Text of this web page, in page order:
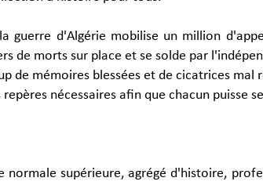
guerre d'Algérie mobilise un million
de morts sur place et se solde par
de mémoires blessées et de cicatrices
nécessaires afin que chacun puisse
normale supérieure, agrégé d'histoire,